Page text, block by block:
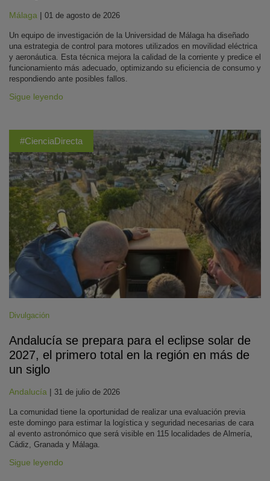
Málaga | 01 de agosto de 2026
Un equipo de investigación de la Universidad de Málaga ha diseñado
una estrategia de control para motores utilizados en movilidad eléctrica
y aeronáutica. Esta técnica mejora la calidad de la corriente y predice el
funcionamiento más adecuado, optimizando su eficiencia de consumo y
respondiendo ante posibles fallos.
Sigue leyendo
#CienciaDirecta
Divulgación
Andalucía se prepara para el eclipse solar de
2027, el primero total en la región en más de
un siglo
Andalucía | 31 de julio de 2026
La comunidad tiene la oportunidad de realizar una evaluación previa
este domingo para estimar la logística y seguridad necesarias de cara
al evento astronómico que será visible en 115 localidades de Almería,
Cádiz, Granada y Málaga.
Sigue leyendo